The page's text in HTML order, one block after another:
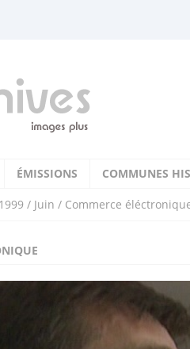
ÉMISSIONS COMMUNES
1999 / Juin / Commerce